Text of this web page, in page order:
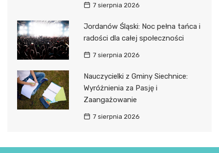
7 sierpnia 2026
Jordanów Śląski: Noc pełna tańca i
radości dla całej społeczności
7 sierpnia 2026
Nauczycielki z Gminy Siechnice:
Wyróżnienia za Pasję i
Zaangażowanie
7 sierpnia 2026